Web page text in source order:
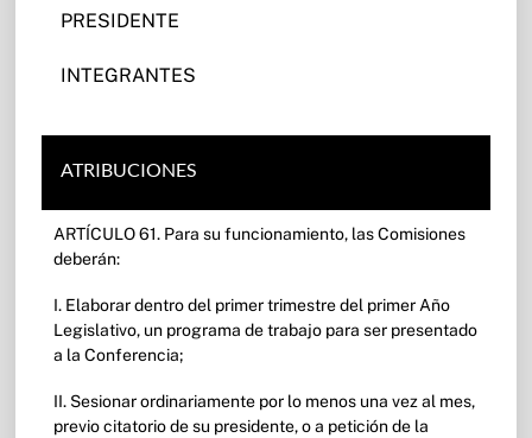
PRESIDENTE
INTEGRANTES
ATRIBUCIONES
ARTÍCULO 61. Para su funcionamiento, las Comisiones
deberán:
I. Elaborar dentro del primer trimestre del primer Año
Legislativo, un programa de trabajo para ser presentado
a la Conferencia;
II. Sesionar ordinariamente por lo menos una vez al mes,
previo citatorio de su presidente, o a petición de la